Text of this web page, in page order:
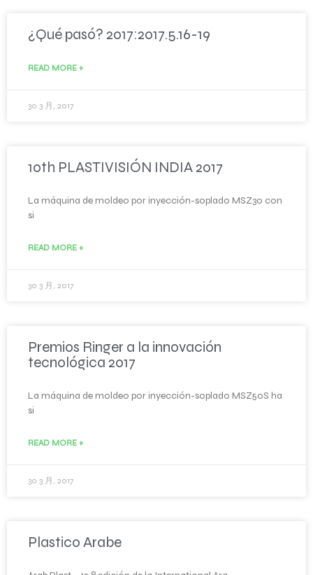
¿Qué pasó? 2017:2017.5.16-19
READ MORE »
30 3 月, 2017
10th PLASTIVISIÓN INDIA 2017
La máquina de moldeo por inyección-soplado MSZ30 con
si
READ MORE »
30 3 月, 2017
Premios Ringer a la innovación
tecnológica 2017
La máquina de moldeo por inyección-soplado MSZ50S ha
si
READ MORE »
30 3 月, 2017
Plastico Arabe